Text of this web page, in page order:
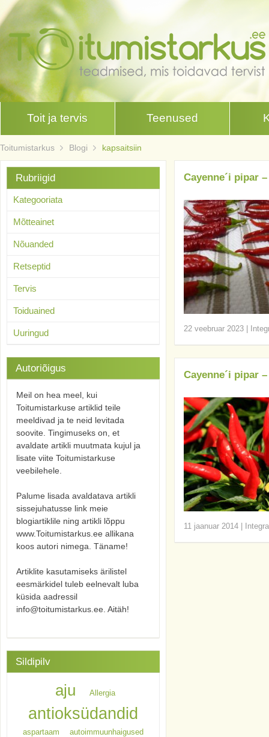
Toit ja tervis Teenused
Toitumistarkus Blogi kapsaitsiin
Cayenne´i pipar
22 veebruar 2023
Cayenne´i pipar
11 jaanuar 2014
Rubriigid
Kategooriata
Mõtteainet
Nõuanded
Retseptid
Tervis
Toiduained
Uuringud
Autoriõigus
Meil on hea meel, kui
Toitumistarkuse artiklid teile
meeldivad ja te neid levitada
soovite. Tingimuseks on, et
avaldate artikli muutmata kujul ja
lisate viite Toitumistarkuse
veebilehele.
Palume lisada avaldatava artikli
sissejuhatusse link meie
blogiartiklile ning artikli lõppu
www.Toitumistarkus.ee allikana
koos autori nimega. Täname!
Artiklite kasutamiseks ärilistel
eesmärkidel tuleb eelnevalt luba
küsida aadressil
info@toitumistarkus.ee. Aitäh!
Sildipilv
aju Allergia
antioksüdandid
aspartaam autoimmuunhaigused